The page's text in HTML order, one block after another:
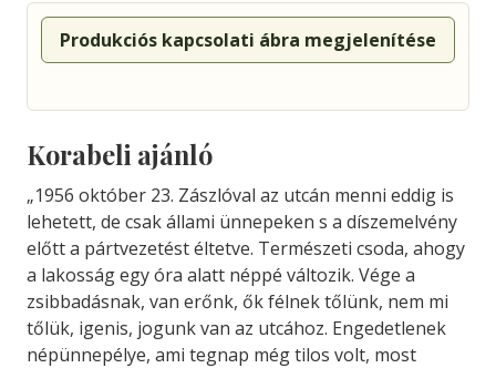
Produkciós kapcsolati ábra megjelenítése
Korabeli ajánló
„1956 október 23. Zászlóval az utcán menni eddig is
lehetett, de csak állami ünnepeken s a díszemelvény
előtt a pártvezetést éltetve. Természeti csoda, ahogy
a lakosság egy óra alatt néppé változik. Vége a
zsibbadásnak, van erőnk, ők félnek tőlünk, nem mi
tőlük, igenis, jogunk van az utcához. Engedetlenek
népünnepélye, ami tegnap még tilos volt, most